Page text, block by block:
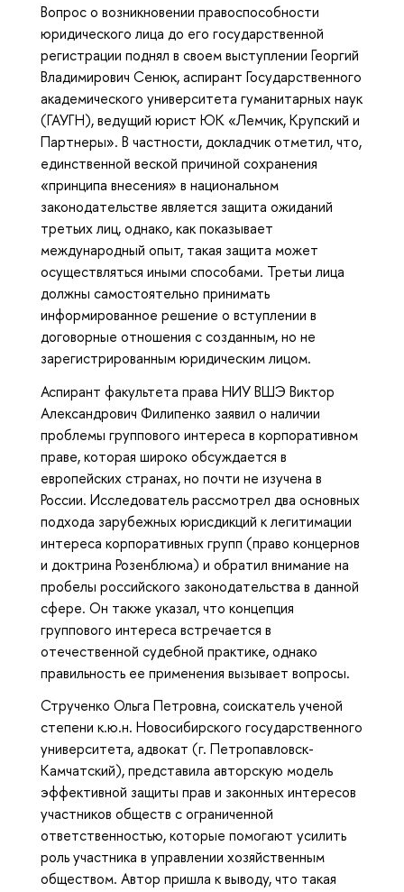
Вопрос о возникновении правоспособности
юридического лица до его государственной
регистрации поднял в своем выступлении Георгий
Владимирович Сенюк, аспирант Государственного
академического университета гуманитарных наук
(ГАУГН), ведущий юрист ЮК «Лемчик, Крупский и
Партнеры». В частности, докладчик отметил, что,
единственной веской причиной сохранения
«принципа внесения» в национальном
законодательстве является защита ожиданий
третьих лиц, однако, как показывает
международный опыт, такая защита может
осуществляться иными способами. Третьи лица
должны самостоятельно принимать
информированное решение о вступлении в
договорные отношения с созданным, но не
зарегистрированным юридическим лицом.
Аспирант факультета права НИУ ВШЭ Виктор
Александрович Филипенко заявил о наличии
проблемы группового интереса в корпоративном
праве, которая широко обсуждается в
европейских странах, но почти не изучена в
России. Исследователь рассмотрел два основных
подхода зарубежных юрисдикций к легитимации
интереса корпоративных групп (право концернов
и доктрина Розенблюма) и обратил внимание на
пробелы российского законодательства в данной
сфере. Он также указал, что концепция
группового интереса встречается в
отечественной судебной практике, однако
правильность ее применения вызывает вопросы.
Струченко Ольга Петровна, соискатель ученой
степени к.ю.н. Новосибирского государственного
университета, адвокат (г. Петропавловск-
Камчатский), представила авторскую модель
эффективной защиты прав и законных интересов
участников обществ с ограниченной
ответственностью, которые помогают усилить
роль участника в управлении хозяйственным
обществом. Автор пришла к выводу, что такая